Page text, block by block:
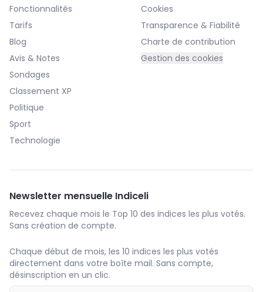
Fonctionnalités
Tarifs
Blog
Avis & Notes
Sondages
Classement XP
Politique
Sport
Technologie
Cookies
Transparence & Fiabilité
Charte de contribution
Gestion des cookies
Newsletter mensuelle Indiceli
Recevez chaque mois le Top 10 des indices les plus votés.
Sans création de compte.
Chaque début de mois, les 10 indices les plus votés
directement dans votre boîte mail. Sans compte,
désinscription en un clic.